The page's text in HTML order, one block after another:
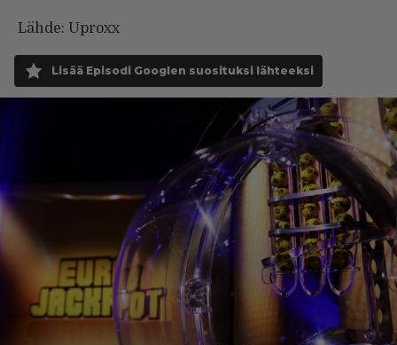
Lähde: Uproxx
Lisää Episodi Googlen suosituksi lähteeksi